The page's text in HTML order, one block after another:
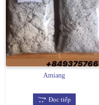
Amiang
Đọc tiếp